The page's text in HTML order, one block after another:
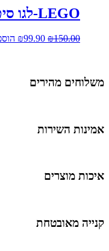
LEGO-לגו סיטי מערבל בטון 60325
₪150.00
₪99.90
משלוחים מהירים
אמינות השירות
איכות מוצרים
קנייה מאובטחת